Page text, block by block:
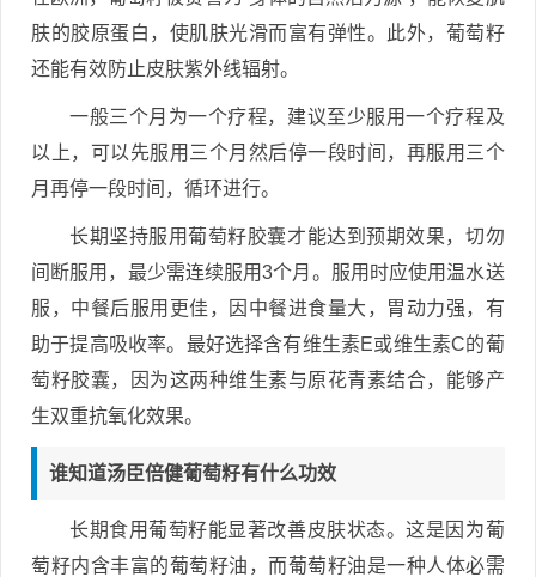
肤的胶原蛋白，使肌肤光滑而富有弹性。此外，葡萄籽
还能有效防止皮肤紫外线辐射。
一般三个月为一个疗程，建议至少服用一个疗程及
以上，可以先服用三个月然后停一段时间，再服用三个
月再停一段时间，循环进行。
长期坚持服用葡萄籽胶囊才能达到预期效果，切勿
间断服用，最少需连续服用3个月。服用时应使用温水送
服，中餐后服用更佳，因中餐进食量大，胃动力强，有
助于提高吸收率。最好选择含有维生素E或维生素C的葡
萄籽胶囊，因为这两种维生素与原花青素结合，能够产
生双重抗氧化效果。
谁知道汤臣倍健葡萄籽有什么功效
长期食用葡萄籽能显著改善皮肤状态。这是因为葡
萄籽内含丰富的葡萄籽油，而葡萄籽油是一种人体必需